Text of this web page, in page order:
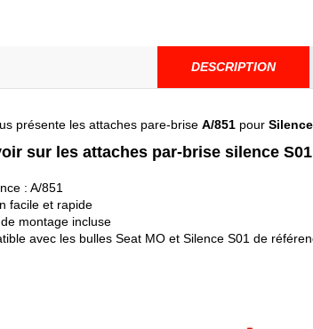
DESCRIPTION
présente les attaches pare-brise A/851 pour
sur les attaches par-brise silence
: A/851
facile et rapide
montage incluse
avec les bulles Seat MO et Silence S01 de